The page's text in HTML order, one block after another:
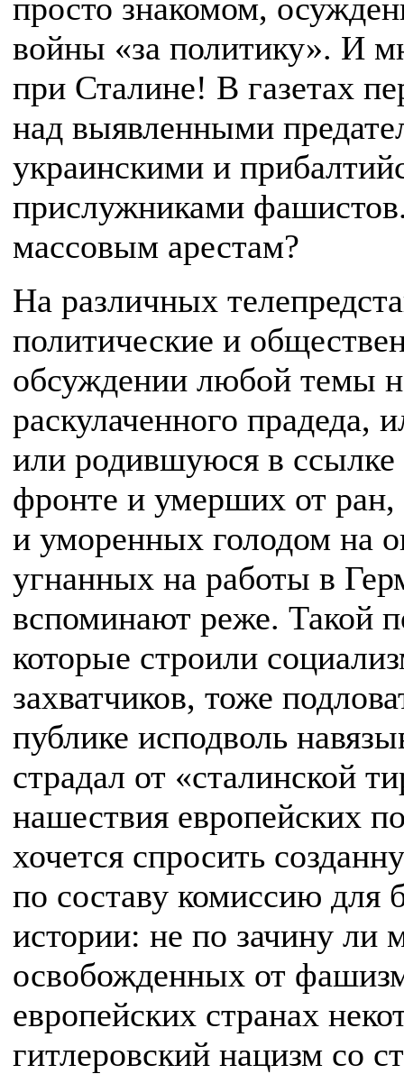
просто знакомом,
войны «за политику». И
при Сталине! В газетах
над выявленными
украинскими и
прислужниками
массовым арестам?
На различных
политические и
обсуждении любой темы
раскулаченного прадеда,
или родившуюся в
фронте и умерших от
и уморенных голодом на
угнанных на работы в
вспоминают реже. Такой
которые строили
захватчиков, тоже
публике исподволь
страдал от «сталинской
нашествия европейских
хочется спросить
по составу комиссию для
истории: не по зачину ли
освобожденных от
европейских странах
гитлеровский нацизм со